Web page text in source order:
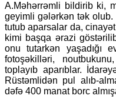
A.Məhərrəmli bildirib ki,
geyimli gələrkən tək olub.
tutub aparsalar da,
kimi başqa ərazi
onu tutarkən yaşadığı
fotoşəkilləri,
toplayıb aparıblar.
Rüstəmlidən pul alıb-
dəfə 400 manat borc